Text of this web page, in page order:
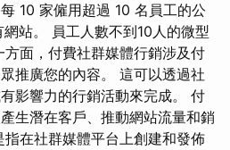
10 家僱用超過 10 名員工的公
站。 員工人數不到10人的微型
面，付費社群媒體行銷涉及付
推廣您的內容。 這可以透過社
影響力的行銷活動來完成。 付
生潛在客戶、推動網站流量和銷
在社群媒體平台上創建和發佈